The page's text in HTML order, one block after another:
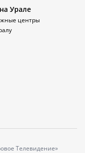
Урале
центры
Телевидение»